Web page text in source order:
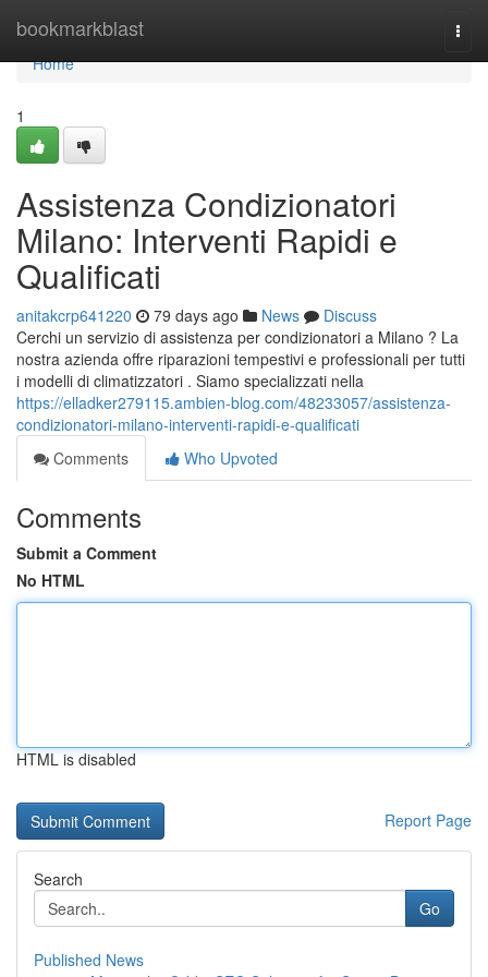
bookmarkblast
Home
Home
1
Assistenza Condizionatori
Milano: Interventi Rapidi e
Qualificati
anitakcrp641220 79 days ago News
Discuss
Cerchi un servizio di assistenza per condizionatori a Milano ? La
nostra azienda offre riparazioni tempestivi e professionali per tutti
i modelli di climatizzatori . Siamo specializzati nella
https://elladker279115.ambien-blog.com/48233057/assistenza-
condizionatori-milano-interventi-rapidi-e-qualificati
Comments
Who Upvoted
Comments
Submit a Comment
No HTML
HTML is disabled
Report Page
Search
Go
Published News